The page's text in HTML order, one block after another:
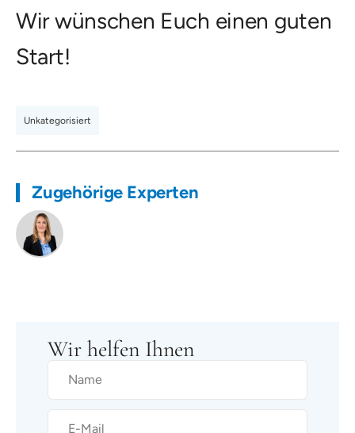
Wir wünschen Euch einen guten
Start!
Unkategorisiert
Zugehörige Experten
Wir helfen Ihnen